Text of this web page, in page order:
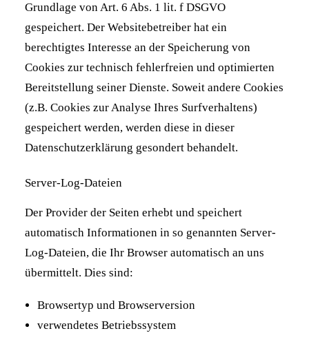
Grundlage von Art. 6 Abs. 1 lit. f DSGVO
gespeichert. Der Websitebetreiber hat ein
berechtigtes Interesse an der Speicherung von
Cookies zur technisch fehlerfreien und optimierten
Bereitstellung seiner Dienste. Soweit andere Cookies
(z.B. Cookies zur Analyse Ihres Surfverhaltens)
gespeichert werden, werden diese in dieser
Datenschutzerklärung gesondert behandelt.
Server-Log-Dateien
Der Provider der Seiten erhebt und speichert
automatisch Informationen in so genannten Server-
Log-Dateien, die Ihr Browser automatisch an uns
übermittelt. Dies sind:
Browsertyp und Browserversion
verwendetes Betriebssystem